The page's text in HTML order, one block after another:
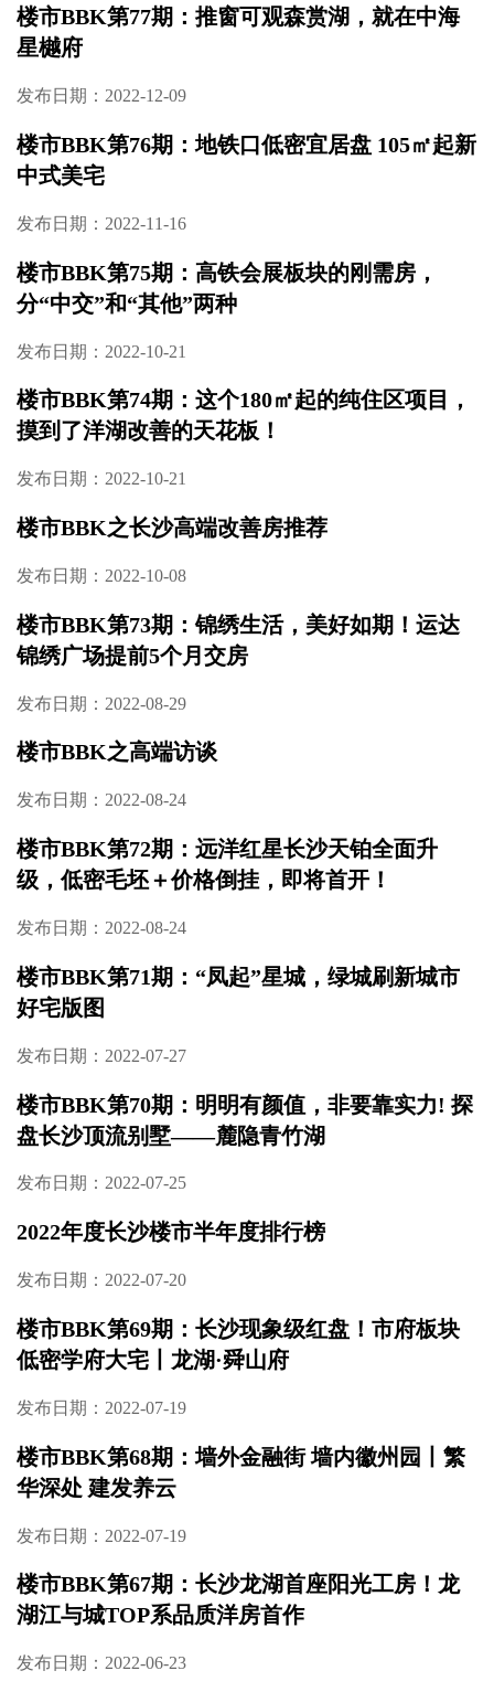
楼市BBK第77期：推窗可观森赏湖，就在中海
星樾府
发布日期：2022-12-09
楼市BBK第76期：地铁口低密宜居盘 105㎡起新
中式美宅
发布日期：2022-11-16
楼市BBK第75期：高铁会展板块的刚需房，
分“中交”和“其他”两种
发布日期：2022-10-21
楼市BBK第74期：这个180㎡起的纯住区项目，
摸到了洋湖改善的天花板！
发布日期：2022-10-21
楼市BBK之长沙高端改善房推荐
发布日期：2022-10-08
楼市BBK第73期：锦绣生活，美好如期！运达
锦绣广场提前5个月交房
发布日期：2022-08-29
楼市BBK之高端访谈
发布日期：2022-08-24
楼市BBK第72期：远洋红星长沙天铂全面升
级，低密毛坯＋价格倒挂，即将首开！
发布日期：2022-08-24
楼市BBK第71期：“凤起”星城，绿城刷新城市
好宅版图
发布日期：2022-07-27
楼市BBK第70期：明明有颜值，非要靠实力! 探
盘长沙顶流别墅——麓隐青竹湖
发布日期：2022-07-25
2022年度长沙楼市半年度排行榜
发布日期：2022-07-20
楼市BBK第69期：长沙现象级红盘！市府板块
低密学府大宅丨龙湖·舜山府
发布日期：2022-07-19
楼市BBK第68期：墙外金融街 墙内徽州园丨繁
华深处 建发养云
发布日期：2022-07-19
楼市BBK第67期：长沙龙湖首座阳光工房！龙
湖江与城TOP系品质洋房首作
发布日期：2022-06-23